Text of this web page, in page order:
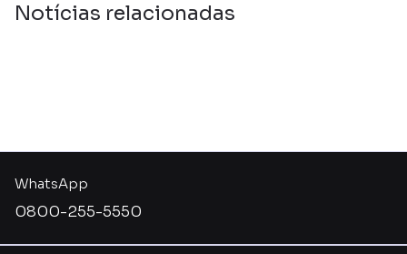
Notícias relacionadas
WhatsApp
0800-255-5550